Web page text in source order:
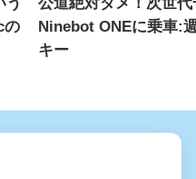
の
Ninebot ONEに乗車:
キー